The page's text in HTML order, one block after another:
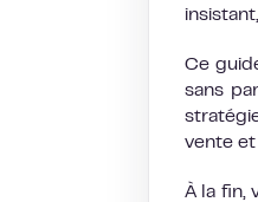
Ce
sans
vente
À la fin,